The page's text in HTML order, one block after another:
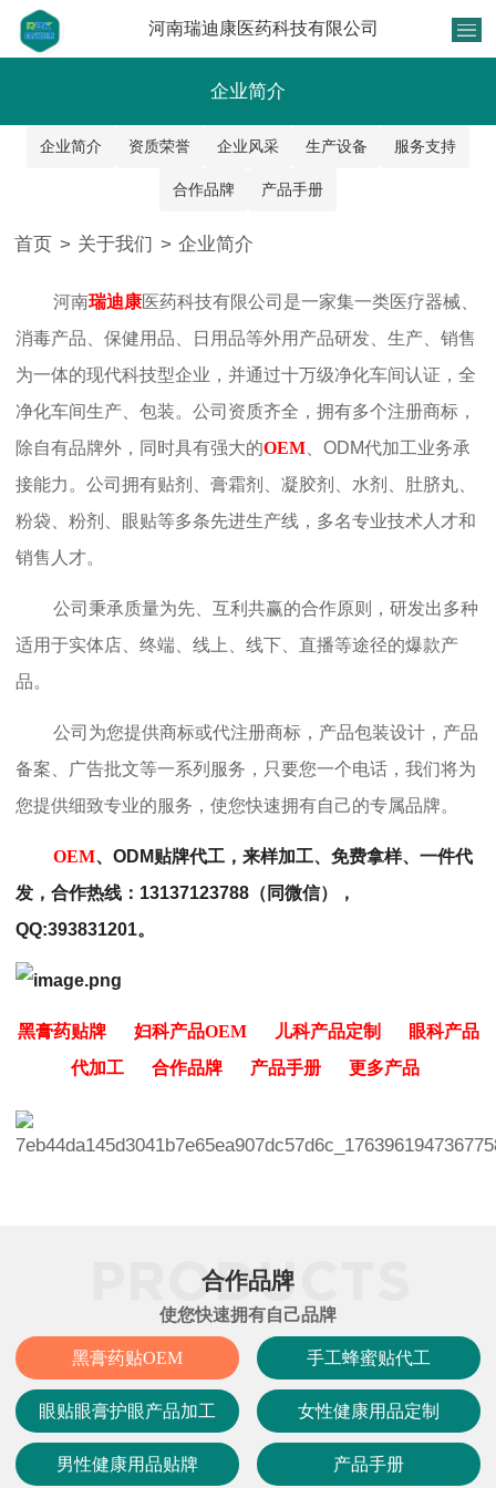
河南瑞迪康医药科技有限公司
企业简介
企业简介 资质荣誉 企业风采 生产设备 服务支持
合作品牌 产品手册
首页 > 关于我们 > 企业简介
河南瑞迪康医药科技有限公司是一家集一类医疗器械、
消毒产品、保健用品、日用品等外用产品研发、生产、销售
为一体的现代科技型企业，并通过十万级净化车间认证，全
净化车间生产、包装。公司资质齐全，拥有多个注册商标，
除自有品牌外，同时具有强大的OEM 、ODM代加工业务承
接能力。公司拥有贴剂、膏霜剂、凝胶剂、水剂、肚脐丸、
粉袋、粉剂、眼贴等多条先进生产线，多名专业技术人才和
销售人才。
公司秉承质量为先、互利共赢的合作原则，研发出多种
适用于实体店、终端、线上、线下、直播等途径的爆款产
品。
公司为您提供商标或代注册商标，产品包装设计，产品
备案、广告批文等一系列服务，只要您一个电话，我们将为
您提供细致专业的服务，使您快速拥有自己的专属品牌。
OEM、ODM贴牌代工，来样加工、免费拿样、一件代
发，合作热线：13137123788（同微信），
QQ:393831201。
黑膏药贴牌 妇科产品OEM 儿科产品定制
眼科产品
代加工
合作品牌 产品手册 更多产品
合作品牌
使您快速拥有自己品牌
黑膏药贴OEM 手工蜂蜜贴代工
眼贴眼膏护眼产品加工 女性健康用品定制
男性健康用品贴牌 产品手册